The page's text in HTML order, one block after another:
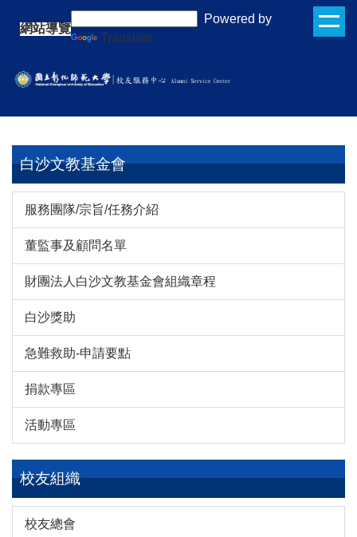
要
內
網站導覽
Powered by
Translate
白沙文教基金會
服務團隊/宗旨/任務介紹
董監事及顧問名單
財團法人白沙文教基金會組織章程
白沙獎助
急難救助-申請要點
捐款專區
活動專區
校友組織
校友總會